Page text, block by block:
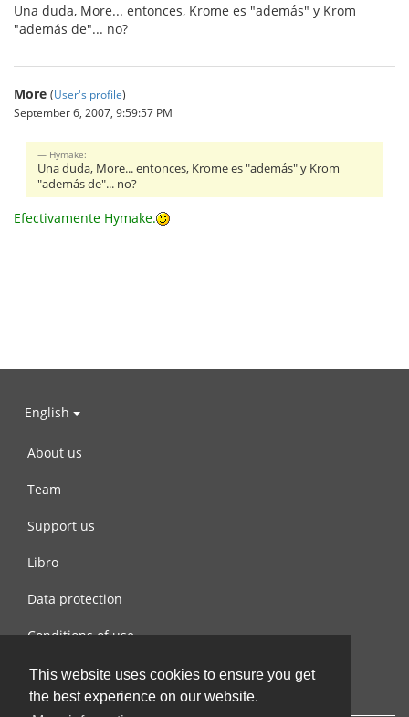
This website uses cookies to ensure you get
the best experience on our website.
Una duda, More... entonces, Krome es "además" y Krom
"además de"... no?
More (User's profile)
September 6, 2007, 9:59:57 PM
Hymake:
Una duda, More... entonces, Krome es "además" y Krom
"además de"... no?
Efectivamente Hymake.
English
About us
Team
Support us
Libro
Data protection
Conditions of use
Contact us